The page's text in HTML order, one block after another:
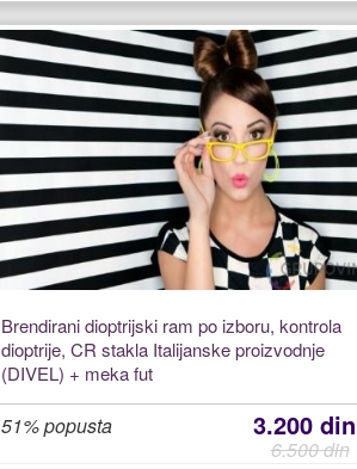
Brendirani dioptrijski ram po izboru, kontrola
dioptrije, CR stakla Italijanske proizvodnje
(DIVEL) + meka fut
51% popusta 3.200 din
6.500 din